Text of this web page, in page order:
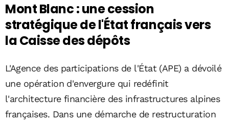
Mont Blanc : une cession
stratégique de l'État français vers
la Caisse des dépôts
L'Agence des participations de l'État (APE) a dévoilé
une opération d'envergure qui redéfinit
l'architecture financière des infrastructures alpines
françaises. Dans une démarche de restructuration